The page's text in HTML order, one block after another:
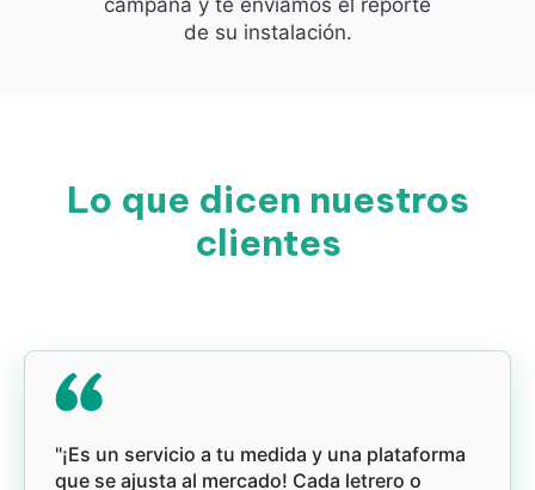
de su instalación.
Lo que dicen nuestros
clientes
"¡Es un servicio a tu medida y una plataforma
que se ajusta al mercado! Cada letrero o